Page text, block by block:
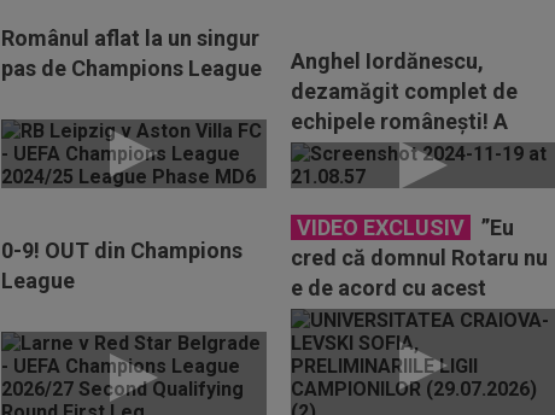
Românul aflat la un singur
pas de Champions League
Anghel Iordănescu,
dezamăgit complet de
echipele românești! A
numit cea mai mare
deziluzie
0-9! OUT din Champions
League
VIDEO EXCLUSIV
”Eu
cred că domnul Rotaru nu
e de acord cu acest
discurs”. Reacție după ce
Craiova a fost...